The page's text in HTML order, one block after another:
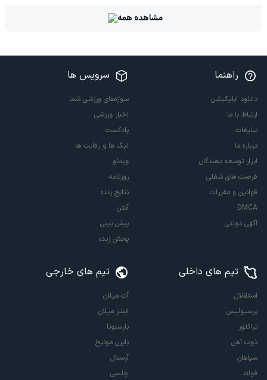
مشاهده همه
راهنما
دانلود اپلیکیشن
ارتباط با ما
تبلیغات
درباره ما
ابزار توسعه دهندگان
فرصت های شغلی
قوانین و مقررات
DMCA
آگهی دولتی
سرویس ها
سوژه‌های ورزشی شما
اخبار ورزشی
پادکست
لیگ ها و رقابت ها
ویدئو
روزنامه
نتایج زنده
آنتن
پیش بینی
پخش زنده
تیم های داخلی
استقلال
پرسپولیس
تراکتور
ذوب آهن
سپاهان
فولاد
تیم های خارجی
آث میلان
اینتر میلان
بارسلونا
بایرن مونیخ
آرسنال
چلسی